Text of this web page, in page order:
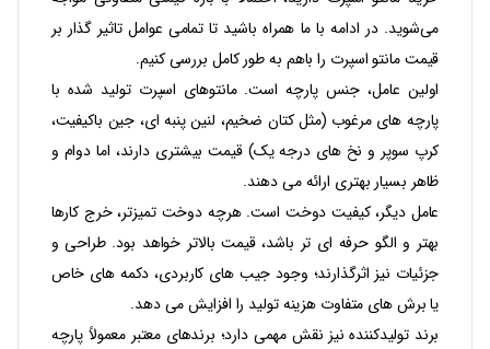
می‌شوید. در ادامه با ما همراه باشید تا تمامی عوامل تاثیر گذار بر
قیمت مانتو اسپرت را باهم به طور کامل بررسی کنیم.
اولین عامل، جنس پارچه است. مانتوهای اسپرت تولید شده با
پارچه‌ های مرغوب (مثل کتان ضخیم، لنین پنبه‌ ای، جین باکیفیت،
کرپ سوپر و نخ‌ های درجه‌ یک) قیمت بیشتری دارند، اما دوام و
ظاهر بسیار بهتری ارائه می‌ دهند.
عامل دیگر، کیفیت دوخت است. هرچه دوخت تمیزتر، خرج‌ کارها
بهتر و الگو حرفه‌ ای‌ تر باشد، قیمت بالاتر خواهد بود. طراحی و
جزئیات نیز اثرگذارند؛ وجود جیب‌ های کاربردی، دکمه‌ های خاص
یا برش‌ های متفاوت هزینه تولید را افزایش می‌ دهد.
برند تولیدکننده نیز نقش مهمی دارد؛ برندهای معتبر معمولاً پارچه